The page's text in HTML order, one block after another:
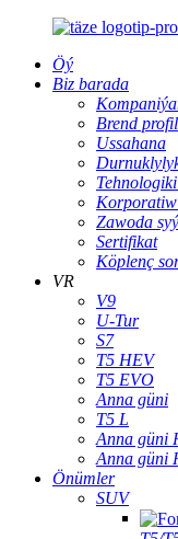
Öý
Biz barada
Brend
Ussahana
Zawoda
Sertifikat
Köplenç
VR
V9
U-Tur
S7
T5 HEV
T5 EVO
Anna güni
T5 L
Anna güni
Anna güni
Önümler
SUV